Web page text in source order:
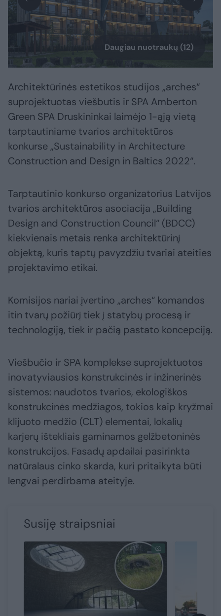
Daugiau nuotraukų (12)
Architektūrinės estetikos studijos „arches“
suprojektuotas viešbutis ir SPA Amberton
Green SPA Druskininkai laimėjo 1-ąją vietą
tarptautiniame tvarios architektūros
konkurse „Sustainability in Architecture
Construction and Design in Baltics 2022“.
Tarptautinio konkurso organizatorius Latvijos
tvarios architektūros asociacija „Building
Design and Construction Council“ (BDCC)
kiekvienais metais renka architektūrinį
objektą, kuris taptų pavyzdžiu tvariai ateities
projektavimo etikai.
Komisijos nariai įvertino „arches“ komandos
itin tvarų požiūrį tiek į statybų procesą ir
technologiją, tiek ir pačią pastato koncepciją.
Viešbučio ir SPA komplekse suprojektuotos
inovatyviausios konstrukcinės ir inžinerinės
sistemos: naudotos tvarios, ekologiškos
konstrukcinės medžiagos, tokios kaip kryžmai
klijuoto medžio (CLT) elementai, lokalių
karjerų ištekliais gaminamos gelžbetoninės
konstrukcijos. Fasadų apdailai pasirinkta
natūralaus cinko skarda, kuri pritaikyta būti
lengvai perdirbama ateityje.
Susiję straipsniai